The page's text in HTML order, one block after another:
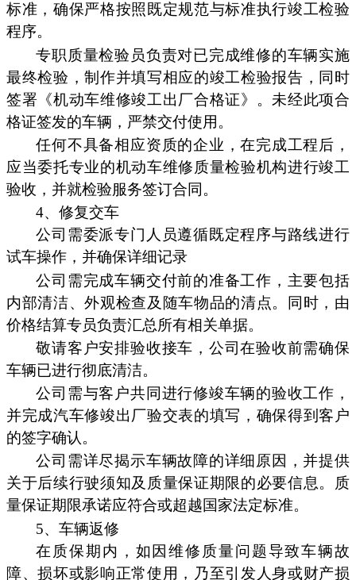
标准，确保严格按照既定规范与标准执行竣工检验
程序。
专职质量检验员负责对已完成维修的车辆实施
最终检验，制作并填写相应的竣工检验报告，同时
签署《机动车维修竣工出厂合格证》。未经此项合
格证签发的车辆，严禁交付使用。
任何不具备相应资质的企业，在完成工程后，
应当委托专业的机动车维修质量检验机构进行竣工
验收，并就检验服务签订合同。
4、修复交车
公司需委派专门人员遵循既定程序与路线进行
试车操作，并确保详细记录
公司需完成车辆交付前的准备工作，主要包括
内部清洁、外观检查及随车物品的清点。同时，由
价格结算专员负责汇总所有相关单据。
敬请客户安排验收接车，公司在验收前需确保
车辆已进行彻底清洁。
公司需与客户共同进行修竣车辆的验收工作，
并完成汽车修竣出厂验交表的填写，确保得到客户
的签字确认。
公司需详尽揭示车辆故障的详细原因，并提供
关于后续行驶须知及质量保证期限的必要信息。质
量保证期限承诺应符合或超越国家法定标准。
5、车辆返修
在质保期内，如因维修质量问题导致车辆故
障、损坏或影响正常使用，乃至引发人身或财产损